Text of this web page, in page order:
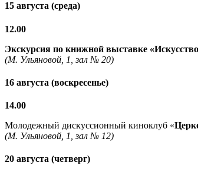
15 августа (среда)
12.00
Экскурсия по книжной выставке
(М. Ульяновой, 1, зал № 20)
16 августа (воскресенье)
14.00
Молодежный дискуссионный киноклуб «
(М. Ульяновой, 1, зал № 12)
20 августа (четверг)